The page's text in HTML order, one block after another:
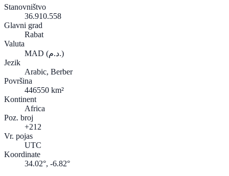
Stanovništvo
36.910.558
Glavni grad
Rabat
Valuta
MAD
(د.م.)
Jezik
Arabic, Berber
Površina
446550 km²
Kontinent
Africa
Poz. broj
+212
Vr. pojas
UTC
Koordinate
34.02°, -6.82°